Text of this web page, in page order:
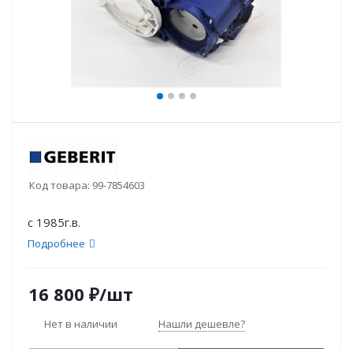
Код товара: 99-7854603
с 1985г.в.
Подробнее
16 800 ₽/шт
Нет в наличии Нашли дешевле?